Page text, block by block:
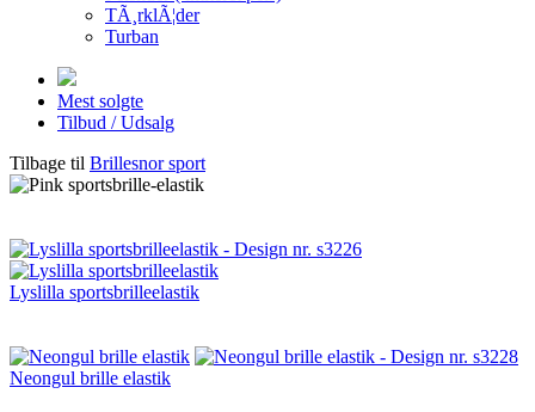
TÃ¸rklÃ¦der
Turban
Mest solgte
Tilbud / Udsalg
Tilbage til Brillesnor sport
Lyslilla sportsbrilleelastik
Neongul brille elastik